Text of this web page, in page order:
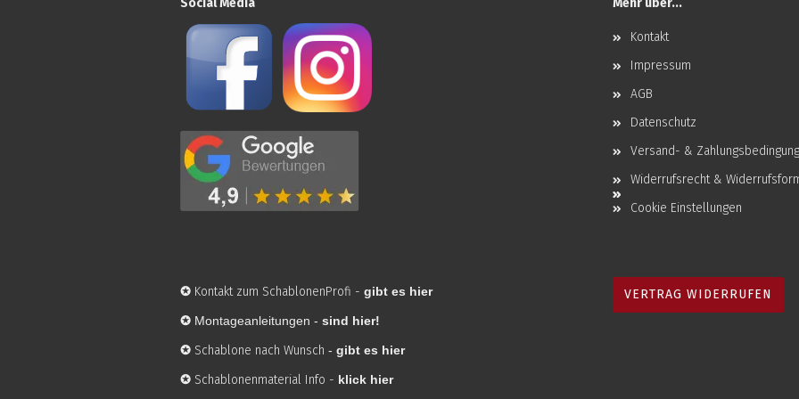
Social Media Mehr über...
Kontakt
Impressum
AGB
Datenschutz
Versand- &
Widerrufsrecht &
Cookie Einstellungen
✪ Kontakt zum SchablonenProfi - gibt es hier
✪ Montageanleitungen - sind hier!
✪ Schablone nach Wunsch - gibt es hier
✪ Schablonenmaterial Info - klick hier
VERTRAG WIDERRUFEN